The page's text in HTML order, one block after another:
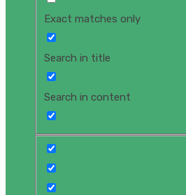
Exact matches only
Search in title
Search in content